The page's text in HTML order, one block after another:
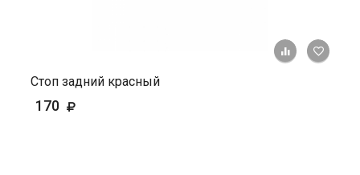
+ К
Стоп задний красный
170